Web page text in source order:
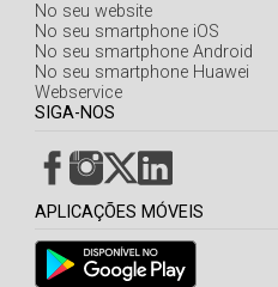
No seu website
No seu smartphone iOS
No seu smartphone Android
No seu smartphone Huawei
Webservice
SIGA-NOS
APLICAÇÕES MÓVEIS